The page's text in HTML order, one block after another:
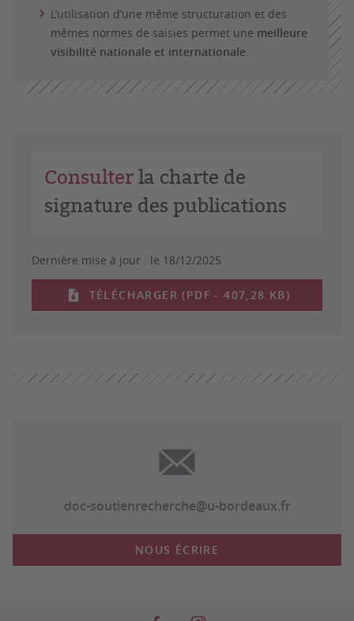
L’utilisation d’une même structuration et des
mêmes normes de saisies permet une meilleure
visibilité nationale et internationale.
Consulterla charte de
signature des publications
Dernière mise à jour : le 18/12/2025
TÉLÉCHARGER (PDF - 407,28 KB)
doc-soutienrecherche@u-bordeaux.fr
NOUS ÉCRIRE